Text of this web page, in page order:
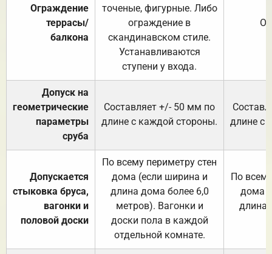
Ограждение
террасы/
балкона
точеные, фигурные. Либо
ограждение в
скандинавском стиле.
Устанавливаются
ступени у входа.
Допуск на
геометрические
параметры
сруба
Составляет +/- 50 мм по
длине с каждой стороны.
длине с
Допускается
стыковка бруса,
вагонки и
половой доски
По всему периметру стен
дома (если ширина и
длина дома более 6,0
метров). Вагонки и
доски пола в каждой
отдельной комнате.
По
дома
длина